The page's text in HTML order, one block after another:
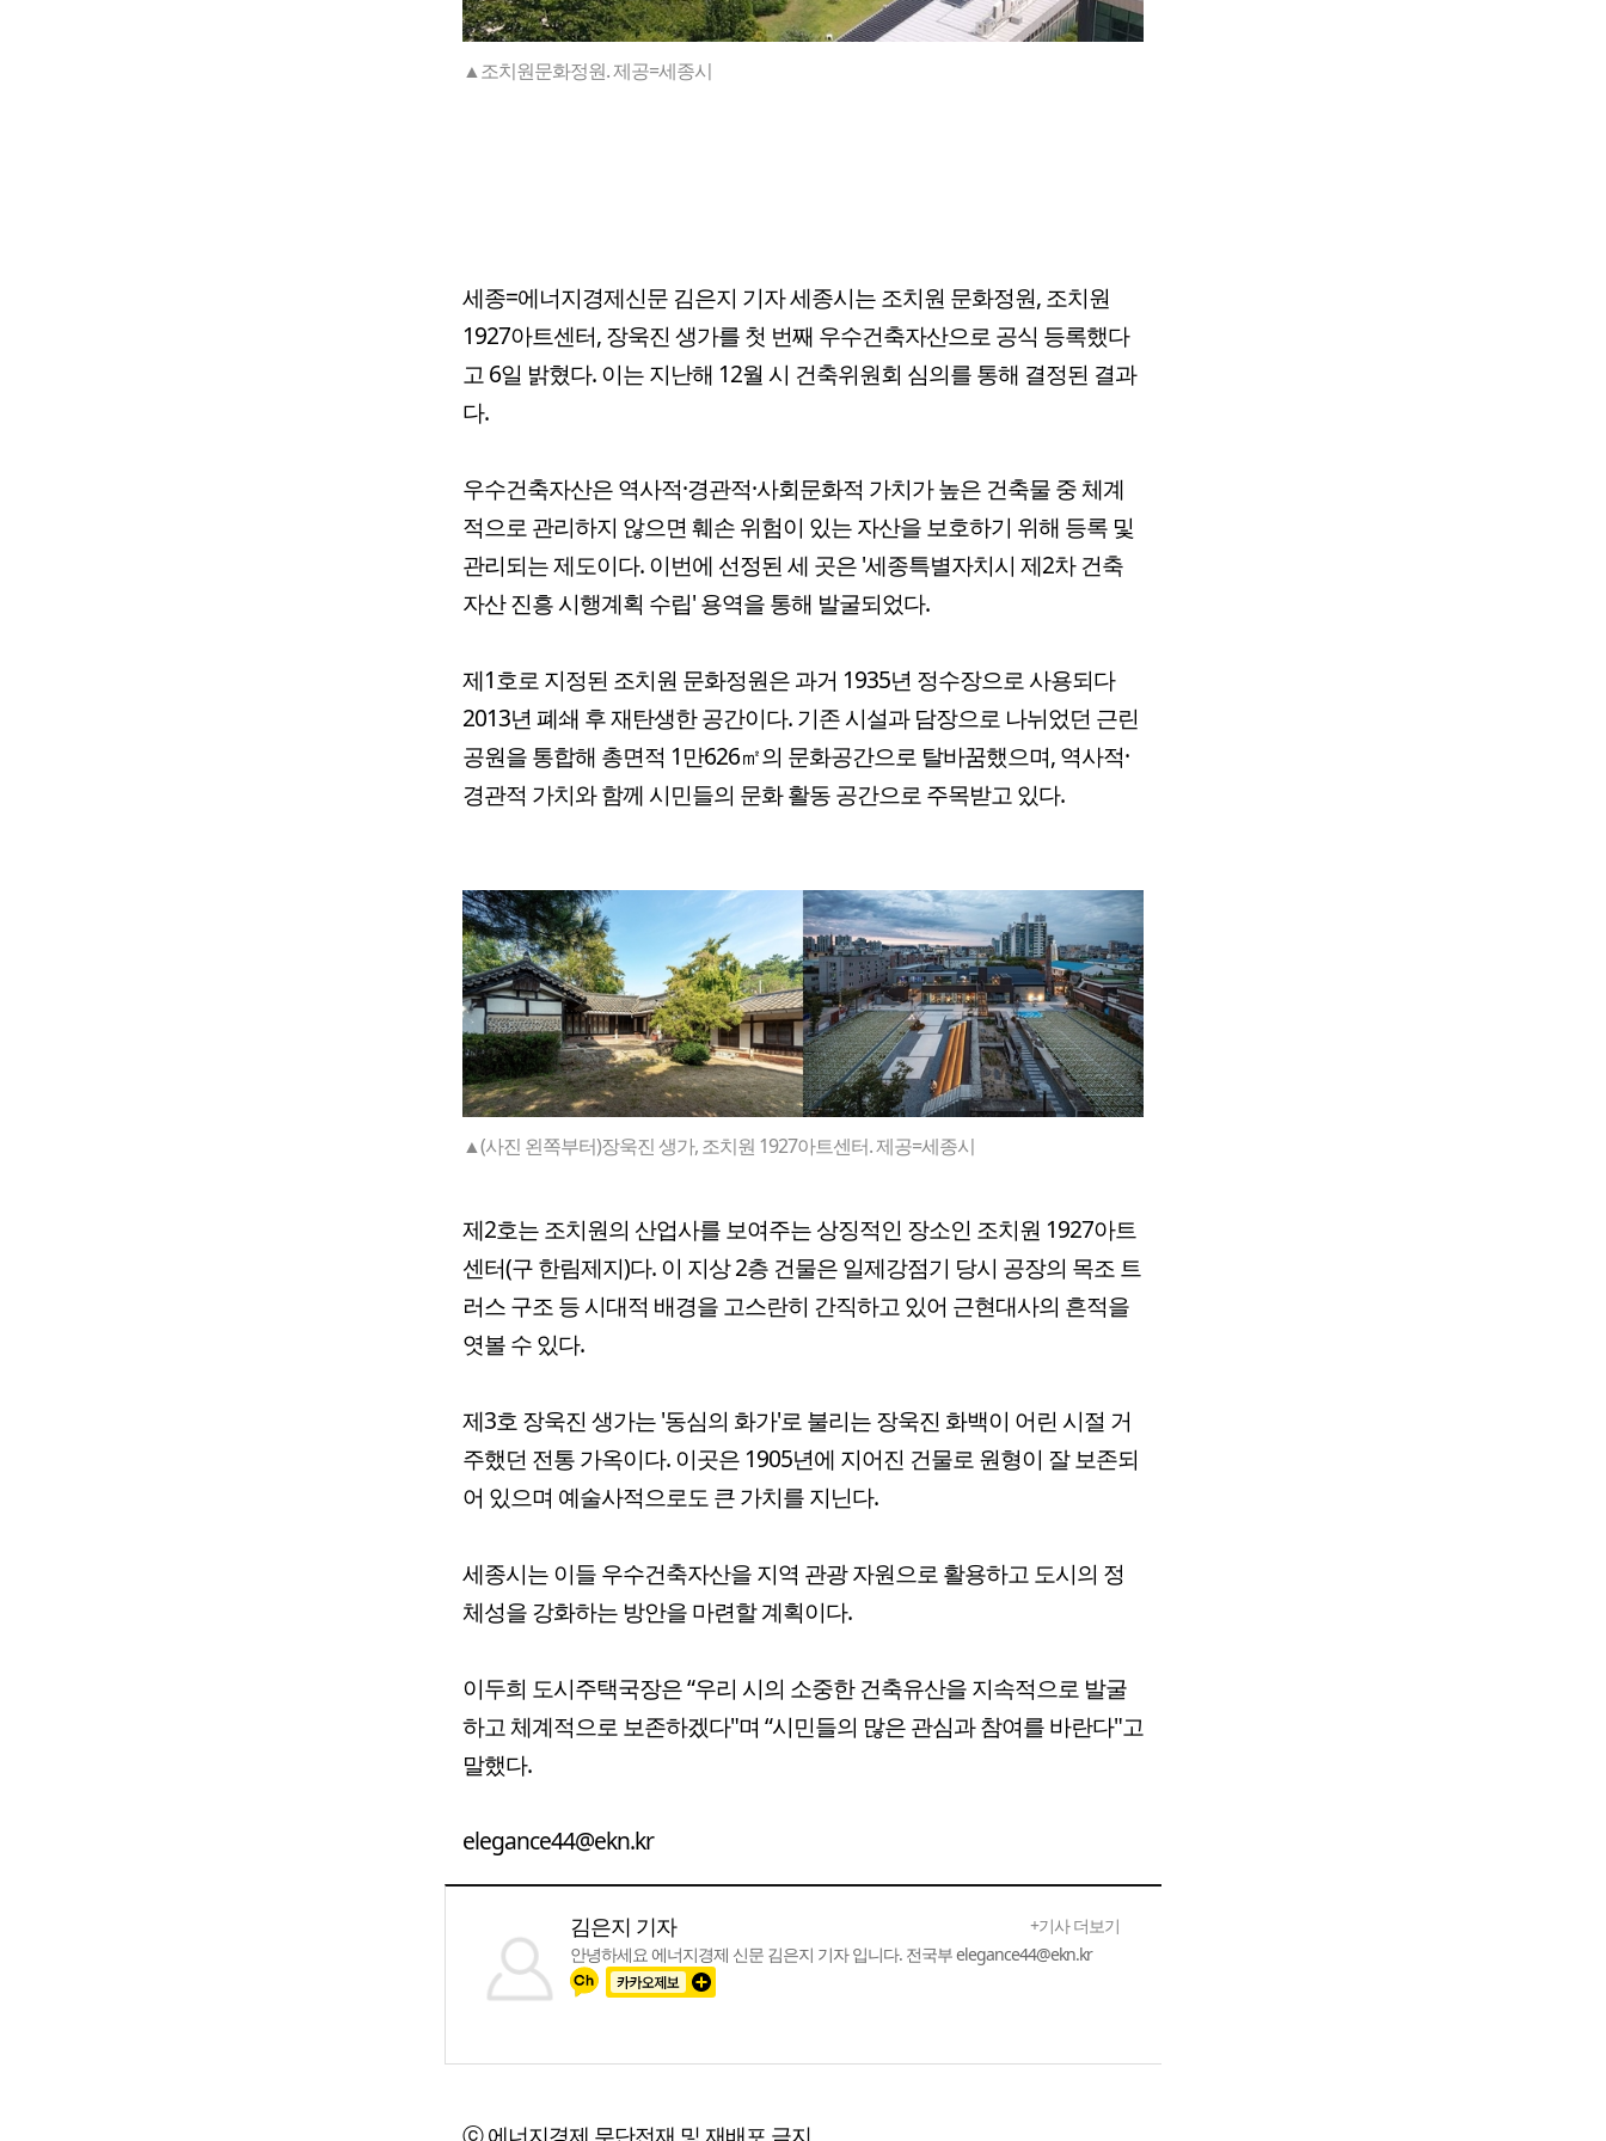
▲조치원문화정원. 제공=세종시
세종=에너지경제신문 김은지 기자 세종시는 조치원 문화정원, 조치원
1927아트센터, 장욱진 생가를 첫 번째 우수건축자산으로 공식 등록했다
고 6일 밝혔다. 이는 지난해 12월 시 건축위원회 심의를 통해 결정된 결과
다.
우수건축자산은 역사적·경관적·사회문화적 가치가 높은 건축물 중 체계
적으로 관리하지 않으면 훼손 위험이 있는 자산을 보호하기 위해 등록 및
관리되는 제도이다. 이번에 선정된 세 곳은 '세종특별자치시 제2차 건축
자산 진흥 시행계획 수립' 용역을 통해 발굴되었다.
제1호로 지정된 조치원 문화정원은 과거 1935년 정수장으로 사용되다
2013년 폐쇄 후 재탄생한 공간이다. 기존 시설과 담장으로 나뉘었던 근린
공원을 통합해 총면적 1만626㎡의 문화공간으로 탈바꿈했으며, 역사적·
경관적 가치와 함께 시민들의 문화 활동 공간으로 주목받고 있다.
▲(사진 왼쪽부터)장욱진 생가, 조치원 1927아트센터. 제공=세종시
제2호는 조치원의 산업사를 보여주는 상징적인 장소인 조치원 1927아트
센터(구 한림제지)다. 이 지상 2층 건물은 일제강점기 당시 공장의 목조 트
러스 구조 등 시대적 배경을 고스란히 간직하고 있어 근현대사의 흔적을
엿볼 수 있다.
제3호 장욱진 생가는 '동심의 화가'로 불리는 장욱진 화백이 어린 시절 거
주했던 전통 가옥이다. 이곳은 1905년에 지어진 건물로 원형이 잘 보존되
어 있으며 예술사적으로도 큰 가치를 지닌다.
세종시는 이들 우수건축자산을 지역 관광 자원으로 활용하고 도시의 정
체성을 강화하는 방안을 마련할 계획이다.
이두희 도시주택국장은 “우리 시의 소중한 건축유산을 지속적으로 발굴
하고 체계적으로 보존하겠다"며 “시민들의 많은 관심과 참여를 바란다"고
말했다.
elegance44@ekn.kr
김은지 기자
+기사 더보기
안녕하세요 에너지경제 신문 김은지 기자 입니다. 전국부 elegance44@ekn.kr
ⓒ 에너지경제,무단전재 및 재배포 금지